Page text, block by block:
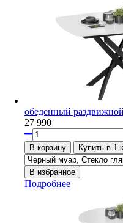
обеденный
27 990
Подробнее